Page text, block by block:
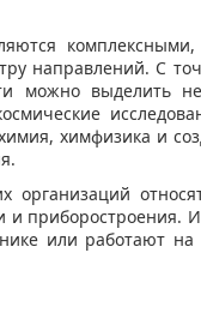
направлений. С
можно выделить
химфизика и
организаций
приборостроения.
или работают на